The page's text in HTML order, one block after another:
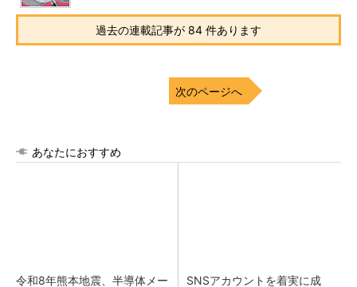
過去の連載記事が 84 件あります
次のページへ
あなたにおすすめ
令和8年熊本地震、半導体メー
SNSアカウントを着実に成